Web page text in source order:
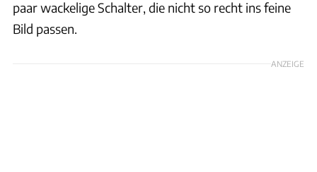
paar wackelige Schalter, die nicht so recht ins feine
Bild passen.
ANZEIGE